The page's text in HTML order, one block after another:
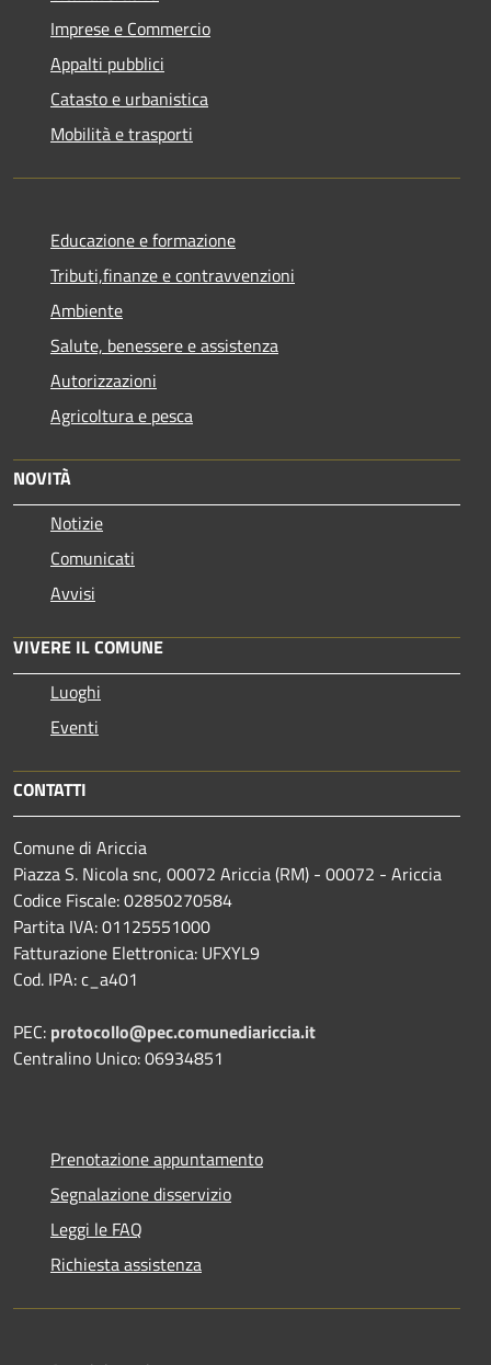
Imprese e Commercio
Appalti pubblici
Catasto e urbanistica
Mobilità e trasporti
Educazione e formazione
Tributi,finanze e contravvenzioni
Ambiente
Salute, benessere e assistenza
Autorizzazioni
Agricoltura e pesca
NOVITÀ
Notizie
Comunicati
Avvisi
VIVERE IL COMUNE
Luoghi
Eventi
CONTATTI
Comune di Ariccia
Piazza S. Nicola snc, 00072 Ariccia (RM) - 00072 - Ariccia
Codice Fiscale: 02850270584
Partita IVA: 01125551000
Fatturazione Elettronica: UFXYL9
Cod. IPA: c_a401
PEC: protocollo@pec.comunediariccia.it
Centralino Unico: 06934851
Prenotazione appuntamento
Segnalazione disservizio
Leggi le FAQ
Richiesta assistenza